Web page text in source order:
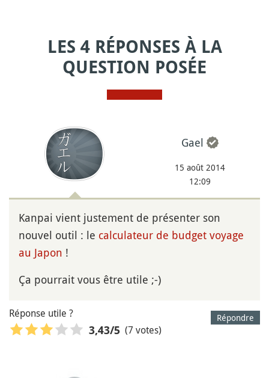
LES 4 RÉPONSES À LA
QUESTION POSÉE
Gael
15 août 2014
12:09
Kanpai vient justement de présenter son
nouvel outil : le calculateur de budget voyage
au Japon !
Ça pourrait vous être utile ;-)
Répondre
Réponse utile ?
3,43/5 (7 votes)